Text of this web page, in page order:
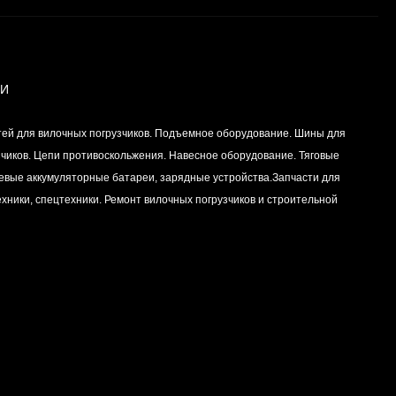
для вилочных погрузчиков. Подъемное оборудование. Шины для
Цепи противоскольжения. Навесное оборудование. Тяговые
аккумуляторные батареи, зарядные устройства.Запчасти для
спецтехники. Ремонт вилочных погрузчиков и строительной